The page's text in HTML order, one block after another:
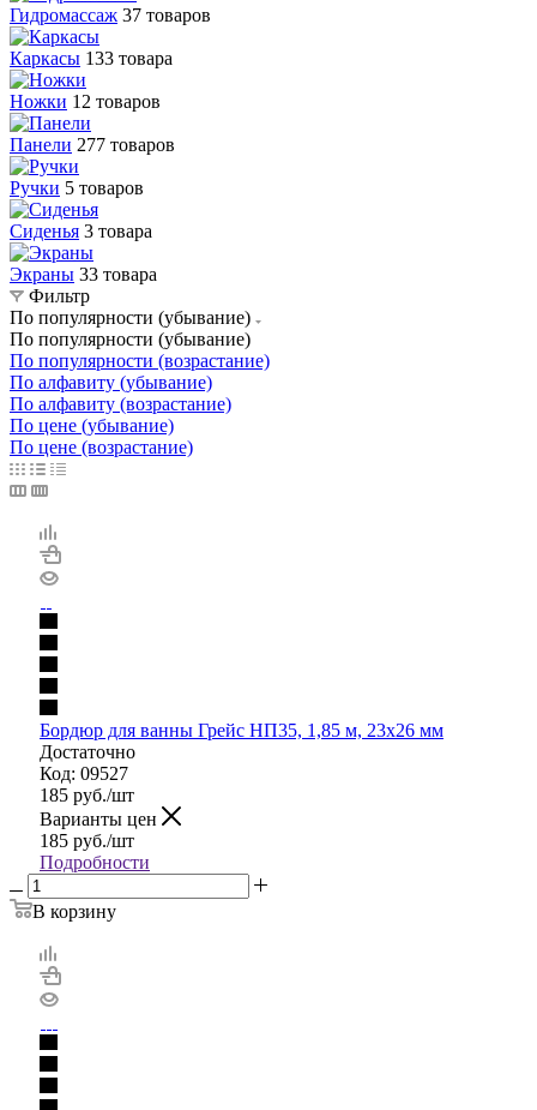
Гидромассаж 37 товаров
Каркасы 133 товара
Ножки 12 товаров
Панели 277 товаров
Ручки 5 товаров
Сиденья 3 товара
Экраны 33 товара
Фильтр
По популярности (убывание)
По популярности (убывание)
По популярности (возрастание)
По алфавиту (убывание)
По алфавиту (возрастание)
По цене (убывание)
По цене (возрастание)
Бордюр для ванны Грейс НП35, 1,85 м, 23х26 мм
Достаточно
Код: 09527
185 руб./шт
Варианты цен
185 руб./шт
Подробности
В корзину